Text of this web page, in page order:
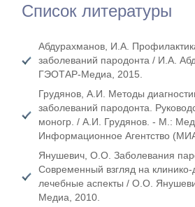
Список литературы
Абдурахманов, И.А.
заболеваний пародонта / И.А.
ГЭОТАР-Медиа, 2015.
Грудянов, А.И. Методы
заболеваний пародонта.
моногр. / А.И. Грудянов. - М.:
Информационное Агентство
Янушевич, О.О. Заболевания
Современный взгляд на клинико-
лечебные аспекты / О.О.
Медиа, 2010.